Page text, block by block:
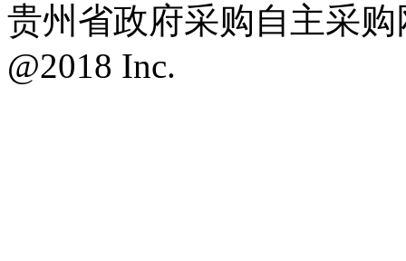
贵州省政府采购自主采
@2018 Inc.